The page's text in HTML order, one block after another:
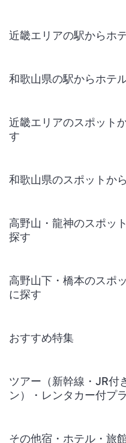
近畿エリアの駅からホ
和歌山県の駅からホテ
近畿エリアのスポット
す
和歌山県のスポットか
高野山・龍神のスポッ
探す
高野山下・橋本のスポ
に探す
おすすめ特集
ツアー（新幹線・JR付
ン）・レンタカー付プ
その他宿・ホテル・旅